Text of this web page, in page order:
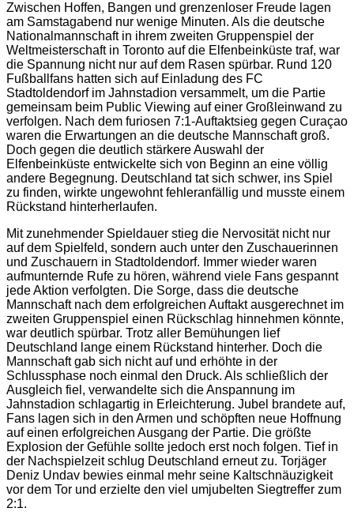
Zwischen Hoffen, Bangen und grenzenloser Freude lagen
am Samstagabend nur wenige Minuten. Als die deutsche
Nationalmannschaft in ihrem zweiten Gruppenspiel der
Weltmeisterschaft in Toronto auf die Elfenbeinküste traf, war
die Spannung nicht nur auf dem Rasen spürbar. Rund 120
Fußballfans hatten sich auf Einladung des FC
Stadtoldendorf im Jahnstadion versammelt, um die Partie
gemeinsam beim Public Viewing auf einer Großleinwand zu
verfolgen. Nach dem furiosen 7:1-Auftaktsieg gegen Curaçao
waren die Erwartungen an die deutsche Mannschaft groß.
Doch gegen die deutlich stärkere Auswahl der
Elfenbeinküste entwickelte sich von Beginn an eine völlig
andere Begegnung. Deutschland tat sich schwer, ins Spiel
zu finden, wirkte ungewohnt fehleranfällig und musste einem
Rückstand hinterherlaufen.
Mit zunehmender Spieldauer stieg die Nervosität nicht nur
auf dem Spielfeld, sondern auch unter den Zuschauerinnen
und Zuschauern in Stadtoldendorf. Immer wieder waren
aufmunternde Rufe zu hören, während viele Fans gespannt
jede Aktion verfolgten. Die Sorge, dass die deutsche
Mannschaft nach dem erfolgreichen Auftakt ausgerechnet im
zweiten Gruppenspiel einen Rückschlag hinnehmen könnte,
war deutlich spürbar. Trotz aller Bemühungen lief
Deutschland lange einem Rückstand hinterher. Doch die
Mannschaft gab sich nicht auf und erhöhte in der
Schlussphase noch einmal den Druck. Als schließlich der
Ausgleich fiel, verwandelte sich die Anspannung im
Jahnstadion schlagartig in Erleichterung. Jubel brandete auf,
Fans lagen sich in den Armen und schöpften neue Hoffnung
auf einen erfolgreichen Ausgang der Partie. Die größte
Explosion der Gefühle sollte jedoch erst noch folgen. Tief in
der Nachspielzeit schlug Deutschland erneut zu. Torjäger
Deniz Undav bewies einmal mehr seine Kaltschnäuzigkeit
vor dem Tor und erzielte den viel umjubelten Siegtreffer zum
2:1.